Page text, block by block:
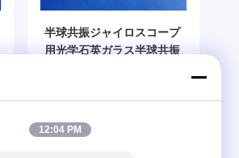
半球共振ジャイロスコープ
用光学石英ガラス半球共振
12:04 PM